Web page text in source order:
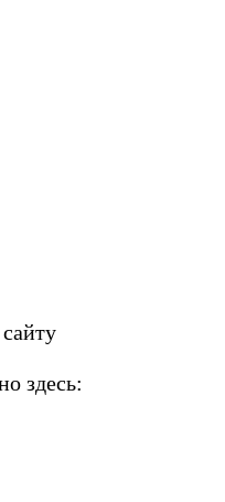
здесь: